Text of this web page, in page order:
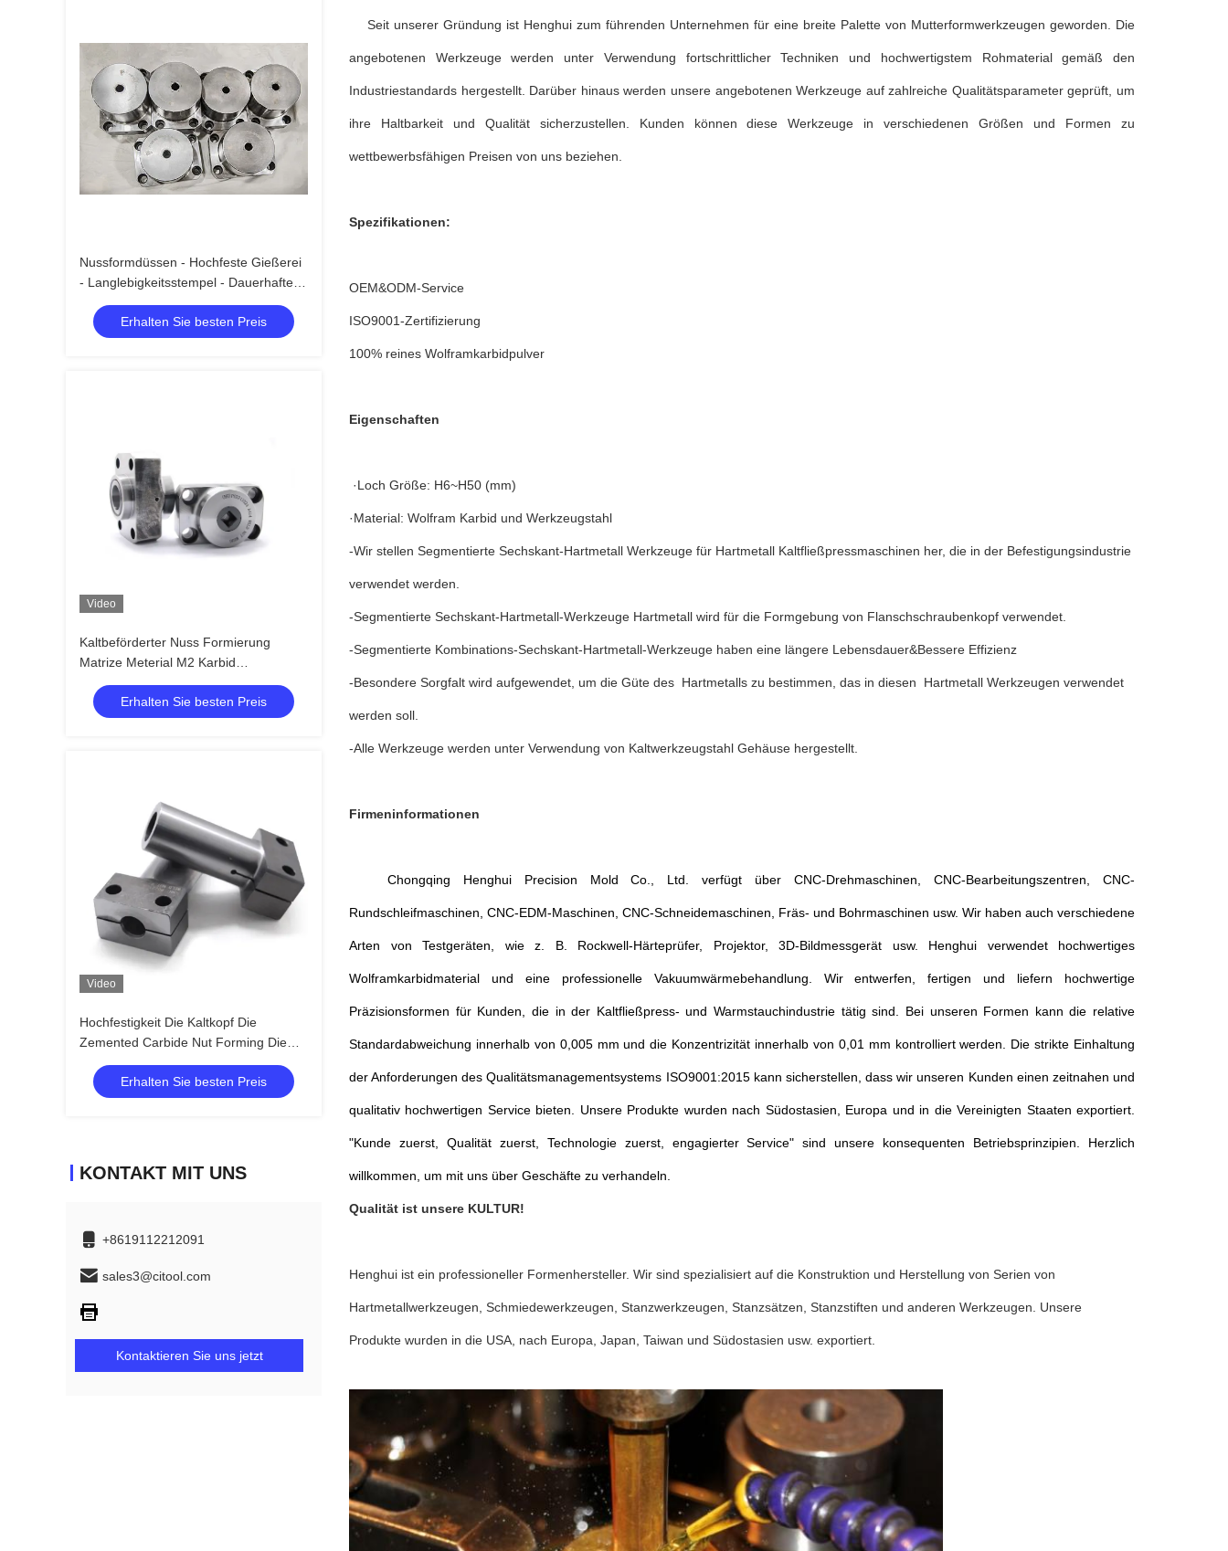
Nussformdüssen - Hochfeste Gießerei
- Langlebigkeitsstempel - Dauerhafte
Fahrzeugbefestigungsmittel
Erhalten Sie besten Preis
Video
Kaltbeförderter Nuss Formierung
Matrize Meterial M2 Karbid
Hochleistungsziehung und
Extrusionsmatrize
Erhalten Sie besten Preis
Video
Hochfestigkeit Die Kaltkopf Die
Zemented Carbide Nut Forming Die
Oberflächenpolieren CVD-
BeschichtungErhalten Sie besten Preis
KONTAKT MIT UNS
+8619112212091
sales3@citool.com
Kontaktieren Sie uns jetzt
Seit unserer Gründung ist Henghui zum führenden Unternehmen für eine breite Palette von Mutterformwerkzeugen geworden. Die
angebotenen Werkzeuge werden unter Verwendung fortschrittlicher Techniken und hochwertigstem Rohmaterial gemäß den
Industriestandards hergestellt. Darüber hinaus werden unsere angebotenen Werkzeuge auf zahlreiche Qualitätsparameter geprüft, um
ihre Haltbarkeit und Qualität sicherzustellen. Kunden können diese Werkzeuge in verschiedenen Größen und Formen zu
wettbewerbsfähigen Preisen von uns beziehen.
Spezifikationen:
OEM&ODM-Service
ISO9001-Zertifizierung
100% reines Wolframkarbidpulver
Eigenschaften
·Loch Größe: H6~H50 (mm)
·Material: Wolfram Karbid und Werkzeugstahl
-Wir stellen Segmentierte Sechskant-Hartmetall Werkzeuge für Hartmetall Kaltfließpressmaschinen her, die in der Befestigungsindustrie
verwendet werden.
-Segmentierte Sechskant-Hartmetall-Werkzeuge Hartmetall wird für die Formgebung von Flanschschraubenkopf verwendet.
-Segmentierte Kombinations-Sechskant-Hartmetall-Werkzeuge haben eine längere Lebensdauer&Bessere Effizienz
-Besondere Sorgfalt wird aufgewendet, um die Güte des Hartmetalls zu bestimmen, das in diesen Hartmetall Werkzeugen verwendet
werden soll.
-Alle Werkzeuge werden unter Verwendung von Kaltwerkzeugstahl Gehäuse hergestellt.
Firmeninformationen
Chongqing Henghui Precision Mold Co., Ltd. verfügt über CNC-Drehmaschinen, CNC-Bearbeitungszentren, CNC-
Rundschleifmaschinen, CNC-EDM-Maschinen, CNC-Schneidemaschinen, Fräs- und Bohrmaschinen usw. Wir haben auch verschiedene
Arten von Testgeräten, wie z. B. Rockwell-Härteprüfer, Projektor, 3D-Bildmessgerät usw. Henghui verwendet hochwertiges
Wolframkarbidmaterial und eine professionelle Vakuumwärmebehandlung. Wir entwerfen, fertigen und liefern hochwertige
Präzisionsformen für Kunden, die in der Kaltfließpress- und Warmstauchindustrie tätig sind. Bei unseren Formen kann die relative
Standardabweichung innerhalb von 0,005 mm und die Konzentrizität innerhalb von 0,01 mm kontrolliert werden. Die strikte Einhaltung
der Anforderungen des Qualitätsmanagementsystems ISO9001:2015 kann sicherstellen, dass wir unseren Kunden einen zeitnahen und
qualitativ hochwertigen Service bieten. Unsere Produkte wurden nach Südostasien, Europa und in die Vereinigten Staaten exportiert.
"Kunde zuerst, Qualität zuerst, Technologie zuerst, engagierter Service" sind unsere konsequenten Betriebsprinzipien. Herzlich
willkommen, um mit uns über Geschäfte zu verhandeln.
Qualität ist unsere KULTUR!
Henghui ist ein professioneller Formenhersteller. Wir sind spezialisiert auf die Konstruktion und Herstellung von Serien von
Hartmetallwerkzeugen, Schmiedewerkzeugen, Stanzwerkzeugen, Stanzsätzen, Stanzstiften und anderen Werkzeugen. Unsere
Produkte wurden in die USA, nach Europa, Japan, Taiwan und Südostasien usw. exportiert.